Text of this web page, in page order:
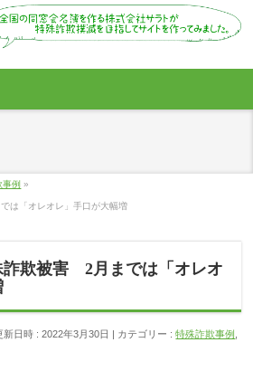
事例 »
は「オレオレ」手口が大幅増
詐欺被害 2月までは「オレオ
新日時 : 2022年3月30日 カテゴリー :特殊詐欺事例